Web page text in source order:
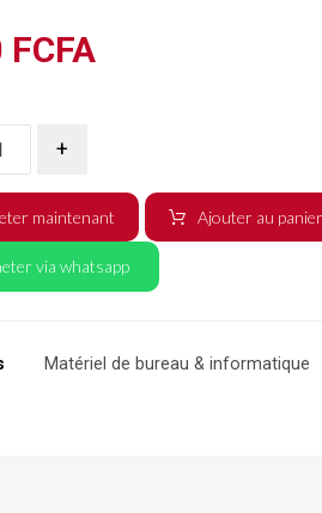
FCFA
+
maintenant Ajouter au panier
via whatsapp
Matériel de bureau & informatique